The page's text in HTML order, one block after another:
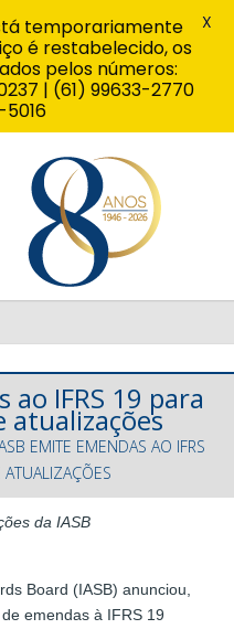
ao IFRS 19 para
EMITE EMENDAS AO IFRS
da IASB
Board (IASB) anunciou,
emendas à IFRS 19
temporariamente
é restabelecido, os
pelos números:
| (61) 99633-2770
5016
X